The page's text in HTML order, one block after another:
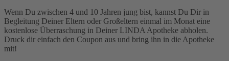
Wenn Du zwischen 4 und 10 Jahren jung bist, kannst Du Dir in
Begleitung Deiner Eltern oder Großeltern einmal im Monat eine
kostenlose Überraschung in Deiner LINDA Apotheke abholen.
Druck dir einfach den Coupon aus und bring ihn in die Apotheke
mit!